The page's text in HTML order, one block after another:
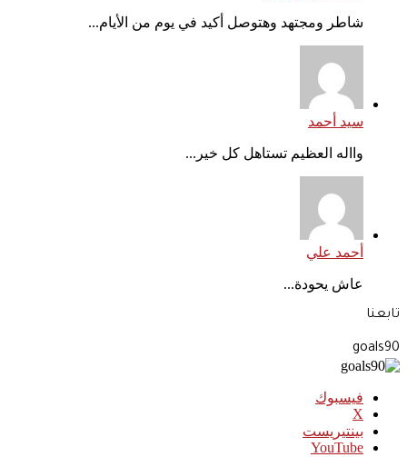
شاطر ومجتهد وهتوصل أكيد في يوم من الأيام...
سيد أحمد
وااله العظيم تستاهل كل خير...
أحمد علي
عاش يحودة...
تابعنا
goals90
فيسبوك
‫X
بينتيريست
‫YouTube